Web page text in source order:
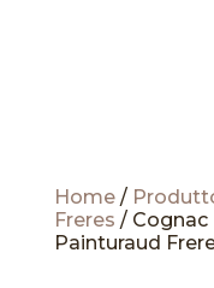
Home/
Freres / Cognac
Painturaud